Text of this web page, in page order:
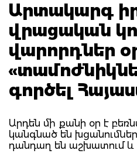
Արտակարգ
վրացական
վարորդներ
գործել
Արդեն մի քանի օր է
կանգնած են
դանդաղ են աշխատում և